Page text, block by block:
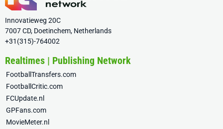
Innovatieweg 20C
7007 CD, Doetinchem, Netherlands
+31(315)-764002
Realtimes | Publishing Network
FootballTransfers.com
FootballCritic.com
FCUpdate.nl
GPFans.com
MovieMeter.nl